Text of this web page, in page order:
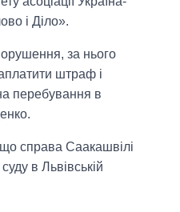
і Діло».
за нього
штраф і
перебування в
справа Саакашвілі
в Львівській